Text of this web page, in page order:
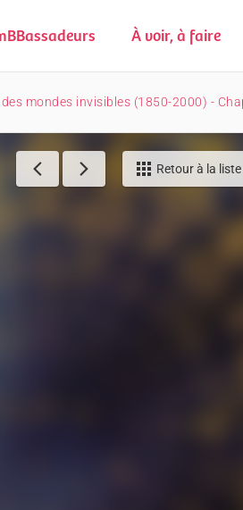
À voir, à faire
mondes invisibles (1850-2000) -
Retour à la liste